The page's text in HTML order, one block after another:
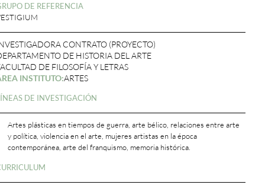
DE REFERENCIA
CONTRATO (PROYECTO)
DE HISTORIA DEL ARTE
DE FILOSOFÍA Y LETRAS
INSTITUTO:ARTES
DE INVESTIGACIÓN
Artes plásticas en tiempos de guerra, arte bélico, relaciones entre arte
y política, violencia en el arte, mujeres artistas en la época
contemporánea, arte del franquismo, memoria histórica.